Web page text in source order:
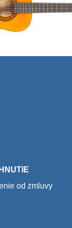
od zmluvy